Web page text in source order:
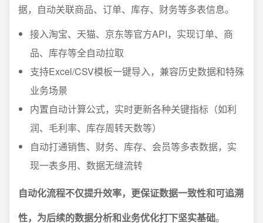
据，自动关联商品、订单、库存、财务等多表信息。
接入淘宝、天猫、京东等官方API，实现订单、商
品、库存等全自动拉取
支持Excel/CSV模板一键导入，兼容历史数据和特殊
业务场景
内置自动计算公式，实时更新各种关键指标（如利
润、毛利率、库存周转天数等）
自动打通销售、财务、库存、会员等多表数据，实
现一表多用、数据无缝流转
自动化流程不仅提升效率，更保证数据一致性和可追溯
性，为后续的数据分析和业务优化打下坚实基础。